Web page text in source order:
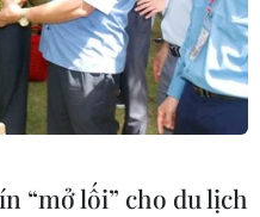
“mở lối” cho du lịch